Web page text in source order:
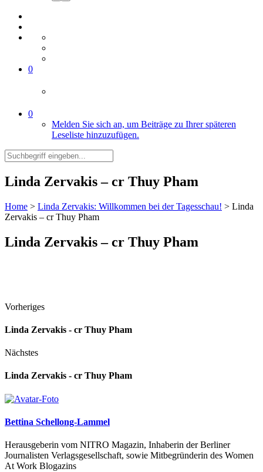
0
0
Melden Sie sich an, um Beiträge zu Ihrer späteren
Leseliste hinzuzufügen.
Linda Zervakis – cr Thuy Pham
Home > Linda Zervakis: Willkommen bei der Tagesschau! > Linda
Zervakis – cr Thuy Pham
Linda Zervakis – cr Thuy Pham
Vorheriges
Linda Zervakis - cr Thuy Pham
Nächstes
Linda Zervakis - cr Thuy Pham
Bettina Schellong-Lammel
Herausgeberin vom NITRO Magazin, Inhaberin der Berliner
Journalisten Verlagsgesellschaft, sowie Mitbegründerin des Women
At Work Blogazins